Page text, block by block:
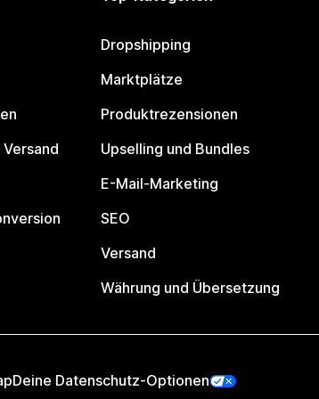
Dropshipping
Marktplätze
Produktrezensionen
Upselling und Bundles
E-Mail-Marketing
SEO
Versand
Währung und Übersetzung
Deine Datenschutz-Optionen